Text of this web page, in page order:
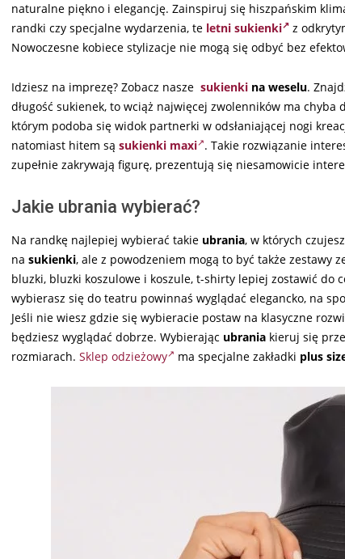
naturalne piękno i elegancję. Zainspiruj się hiszpańskim
randki czy specjalne wydarzenia, te letni sukienki
z
Nowoczesne kobiece stylizacje nie mogą się odbyć bez
Idziesz na imprezę? Zobacz nasze sukienki na weselu.
długość sukienek, to wciąż najwięcej zwolenników ma chyba
którym podoba się widok partnerki w odsłaniającej nogi
natomiast hitem są sukienki maxi . Takie rozwiązanie
zupełnie zakrywają figurę, prezentują się niesamowicie
Jakie ubrania wybierać?
Na randkę najlepiej wybierać takie ubrania, w których
na sukienki, ale z powodzeniem mogą to być także zestawy
bluzki, bluzki koszulowe i koszule, t-shirty lepiej zostawić do
wybierasz się do teatru powinnaś wyglądać elegancko, na
Jeśli nie wiesz gdzie się wybieracie postaw na klasyczne
będziesz wyglądać dobrze. Wybierając ubrania kieruj się
rozmiarach. Sklep odzieżowy ma specjalne zakładki plus